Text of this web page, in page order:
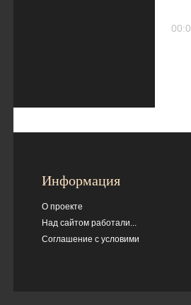
Информация
О проекте
Над сайтом работали...
Соглашение с условими